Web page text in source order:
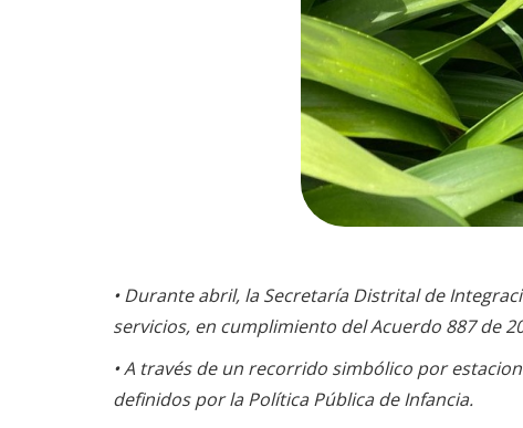
•Durante abril, la Secretaría Distrital de
servicios, en cumplimiento del Acuerdo 887 de
•A través de un recorrido simbólico por
definidos por la Política Pública de Infancia.